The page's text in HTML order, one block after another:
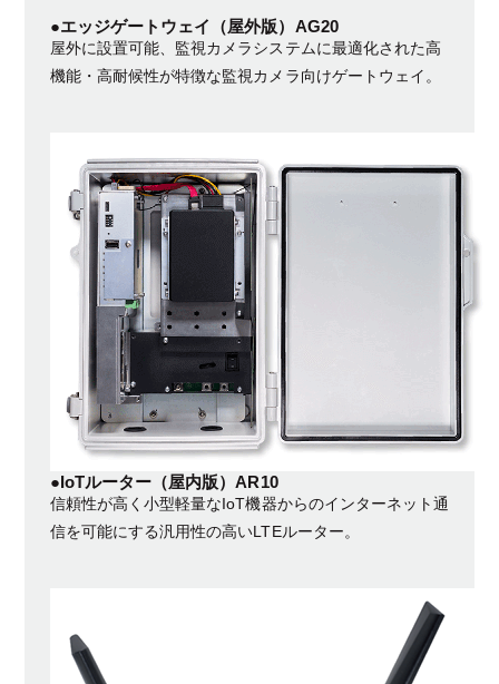
●エッジゲートウェイ（屋外版）AG20
屋外に設置可能、監視カメラシステムに最適化された高
機能・高耐候性が特徴な監視カメラ向けゲートウェイ。
●IoTルーター（屋内版）AR10
信頼性が高く小型軽量なIoT機器からのインターネット通
信を可能にする汎用性の高いLTEルーター。